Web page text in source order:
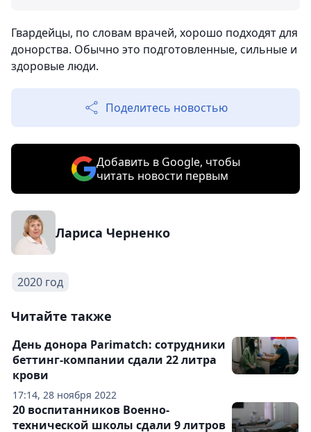
Гвардейцы, по словам врачей, хорошо подходят для
донорства. Обычно это подготовленные, сильные и
здоровые люди.
Поделитесь новостью
Добавить в Google, чтобы
читать новости первым
Лариса Черненко
2020 год
Читайте также
17:14, 28 ноября 2022
День донора Parimatch: сотрудники
беттинг-компании сдали 22 литра
крови
20 воспитанников Военно-
технической школы сдали 9 литров